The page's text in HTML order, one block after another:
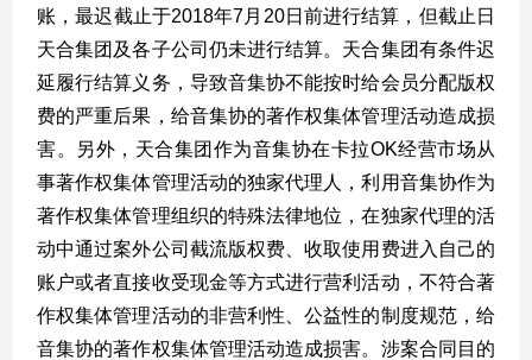
账，最迟截止于2018年7月 20日前进行结算，但截止日
天合集团及各子公司仍未进行结算。天合集团有条件迟
延履行结算义务，导致音集协不能按时给会员分配版权
费的严重后果，给音集协的著作权集体管理活动造成损
害。另外，天合集团作为音集协在卡拉OK经营市场从
事著作权集体管理活动的独家代理人，利用音集协作为
著作权集体管理组织的特殊法律地位，在独家代理的活
动中通过案外公司截流版权费、收取使用费进入自己的
账户或者直接收受现金等方式进行营利活动，不符合著
作权集体管理活动的非营利性、公益性的制度规范，给
音集协的著作权集体管理活动造成损害。涉案合同目的